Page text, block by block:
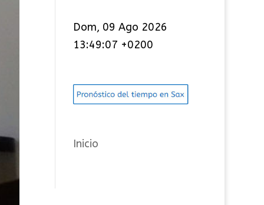
e
g
r
í
s
Dom, 09 Ago 2026
13:49:08 +0200
Inicio